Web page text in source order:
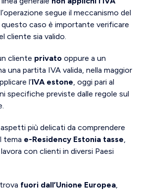
segue il meccanismo del
questo caso è importante verificare
cliente sia valido.
cliente privato oppure a un
una partita IVA valida, nella maggior
l’IVA estone , oggi pari al
specifiche previste dalle regole sul
più delicati da comprendere
tema e-Residency Estonia tasse
con clienti in diversi Paesi
fuori dall’Unione Europea